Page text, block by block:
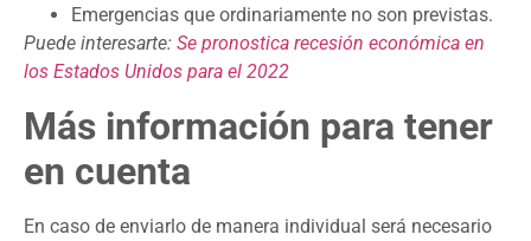
Emergencias que ordinariamente no son previstas.
Puede interesarte: Se pronostica recesión económica en
los Estados Unidos para el 2022
Más información para tener
en cuenta
En caso de enviarlo de manera individual será necesario